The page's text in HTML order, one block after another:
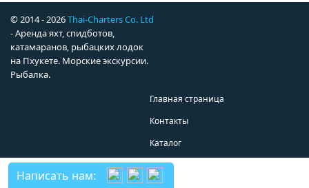
© 2014 - 2026Thai-Charters Co. Ltd
- Аренда яхт, спидботов,
катамаранов, рыбацких лодок
на Пхукете. Морские экскурсии.
Рыбалка.
Главная страница
Контакты
Каталог
Написать нам: